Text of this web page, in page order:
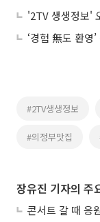
‘경험 無도 환영
#2TV생생정보
#의정부맛집
장유진 기자의 주
콘서트 갈 때 응